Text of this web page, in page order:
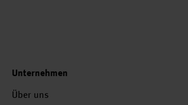
Unternehmen
Über uns